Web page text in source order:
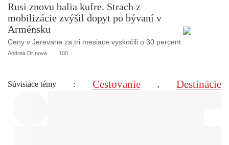
Rusi znovu balia kufre. Strach z
mobilizácie zvýšil dopyt po bývaní v
Arménsku
Ceny v Jerevane za tri mesiace vyskočili o 30 percent.
Andrea Drínová 100
Súvisiace témy : Cestovanie , Destinácie